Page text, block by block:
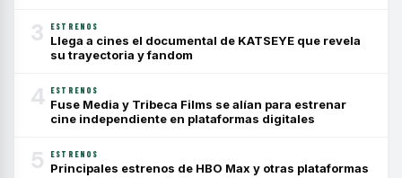
3 ESTRENOS
Llega a cines el documental de KATSEYE que revela
su trayectoria y fandom
4 ESTRENOS
Fuse Media y Tribeca Films se alían para estrenar
cine independiente en plataformas digitales
5 ESTRENOS
Principales estrenos de HBO Max y otras plataformas